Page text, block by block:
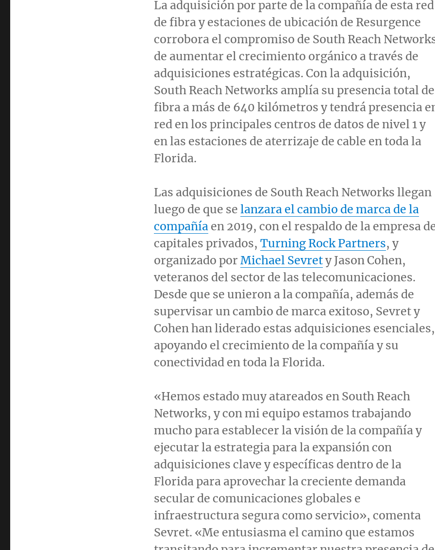
La adquisición por parte de la compañía de esta red
de fibra y estaciones de ubicación de Resurgence
corrobora el compromiso de South Reach
de aumentar el crecimiento orgánico a través de
adquisiciones estratégicas. Con la adquisición,
South Reach Networks amplía su presencia total de
fibra a más de 640 kilómetros y tendrá presencia
red en los principales centros de datos de nivel 1 y
en las estaciones de aterrizaje de cable en toda la
Florida.
Las adquisiciones de South Reach Networks llegan
luego de que se lanzara el cambio de marca de la
compañíaen 2019, con el respaldo de la empresa
capitales privados, Turning Rock Partners, y
organizado por Michael Sevrety Jason Cohen,
veteranos del sector de las telecomunicaciones.
Desde que se unieron a la compañía, además de
supervisar un cambio de marca exitoso, Sevret y
Cohen han liderado estas adquisiciones esenciales,
apoyando el crecimiento de la compañía y su
conectividad en toda la Florida.
«Hemos estado muy atareados en South Reach
Networks, y con mi equipo estamos trabajando
mucho para establecer la visión de la compañía y
ejecutar la estrategia para la expansión con
adquisiciones clave y específicas dentro de la
Florida para aprovechar la creciente demanda
secular de comunicaciones globales e
infraestructura segura como servicio», comenta
Sevret. «Me entusiasma el camino que estamos